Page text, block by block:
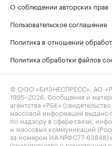
О соблюдении авторских прав
Пользовательское соглашение
Политика в отношении
Политика обработки файлов
© ООО «БИЗНЕСПРЕСС», АО
1995–2026 . Сообщения и
агентства «РБК»
массовой информации выдано
по надзору в сфере связи,
и массовых коммуникаций
за номером ИА №ФС77-63848)